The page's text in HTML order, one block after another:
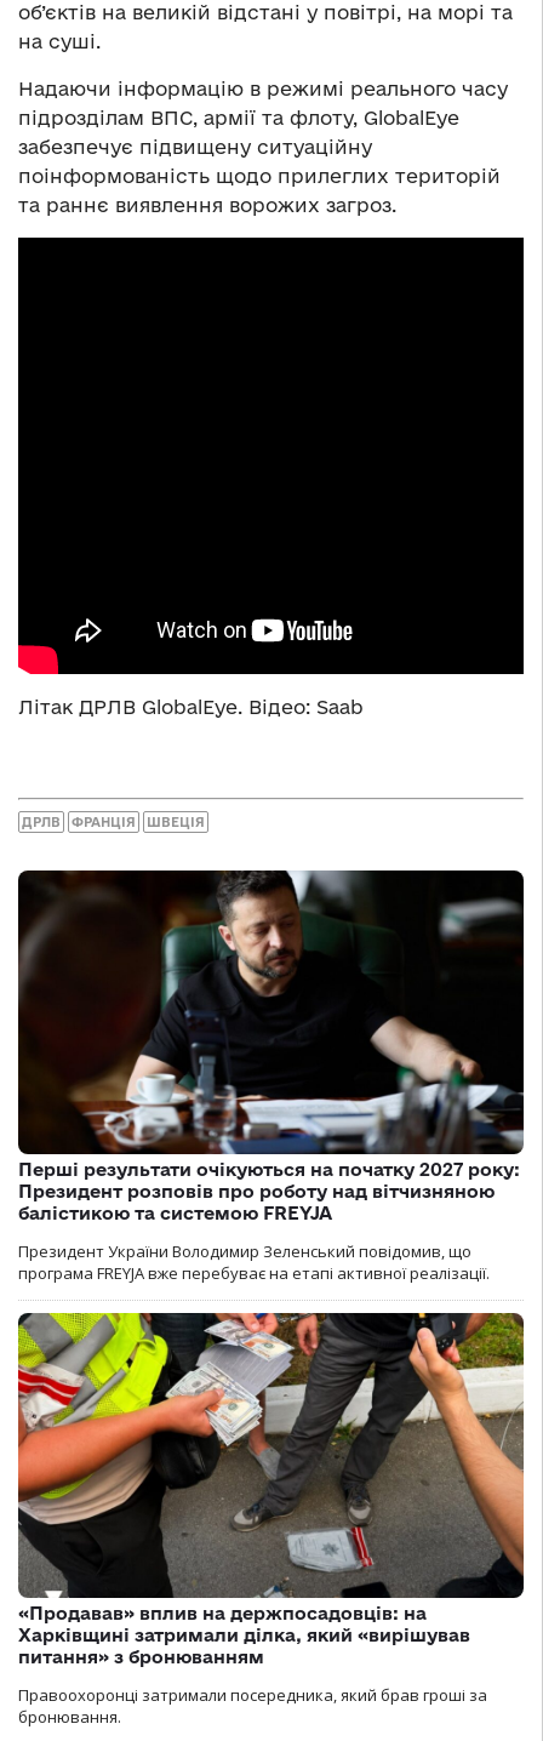
об’єктів на великій відстані у повітрі, на морі та
на суші.
Надаючи інформацію в режимі реального часу
підрозділам ВПС, армії та флоту, GlobalEye
забезпечує підвищену ситуаційну
поінформованість щодо прилеглих територій
та раннє виявлення ворожих загроз.
Літак ДРЛВ GlobalEye. Відео: Saab
ДРЛВ ФРАНЦІЯ ШВЕЦІЯ
Перші результати очікуються на початку 2027 року:
Президент розповів про роботу над вітчизняною
балістикою та системою FREYJA
Президент України Володимир Зеленський повідомив, що
програма FREYJA вже перебуває на етапі активної реалізації.
«Продавав» вплив на держпосадовців: на
Харківщині затримали ділка, який «вирішував
питання» з бронюванням
Правоохоронці затримали посередника, який брав гроші за
бронювання.